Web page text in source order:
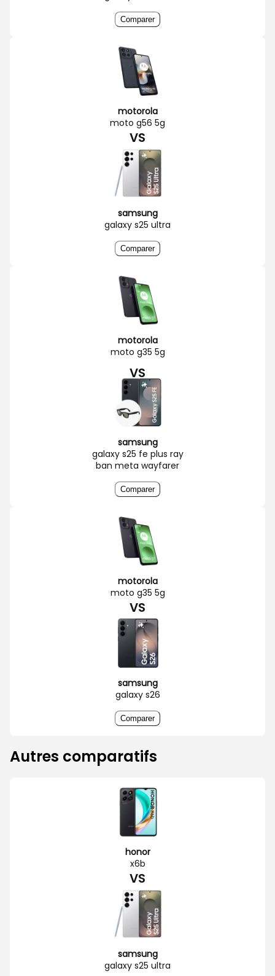
Comparer
motorola
moto g56 5g
VS
samsung
galaxy s25 ultra
Comparer
motorola
moto g35 5g
VS
samsung
galaxy s25 fe plus ray
ban meta wayfarer
Comparer
motorola
moto g35 5g
VS
samsung
galaxy s26
Comparer
Autres comparatifs
honor
x6b
VS
samsung
galaxy s25 ultra